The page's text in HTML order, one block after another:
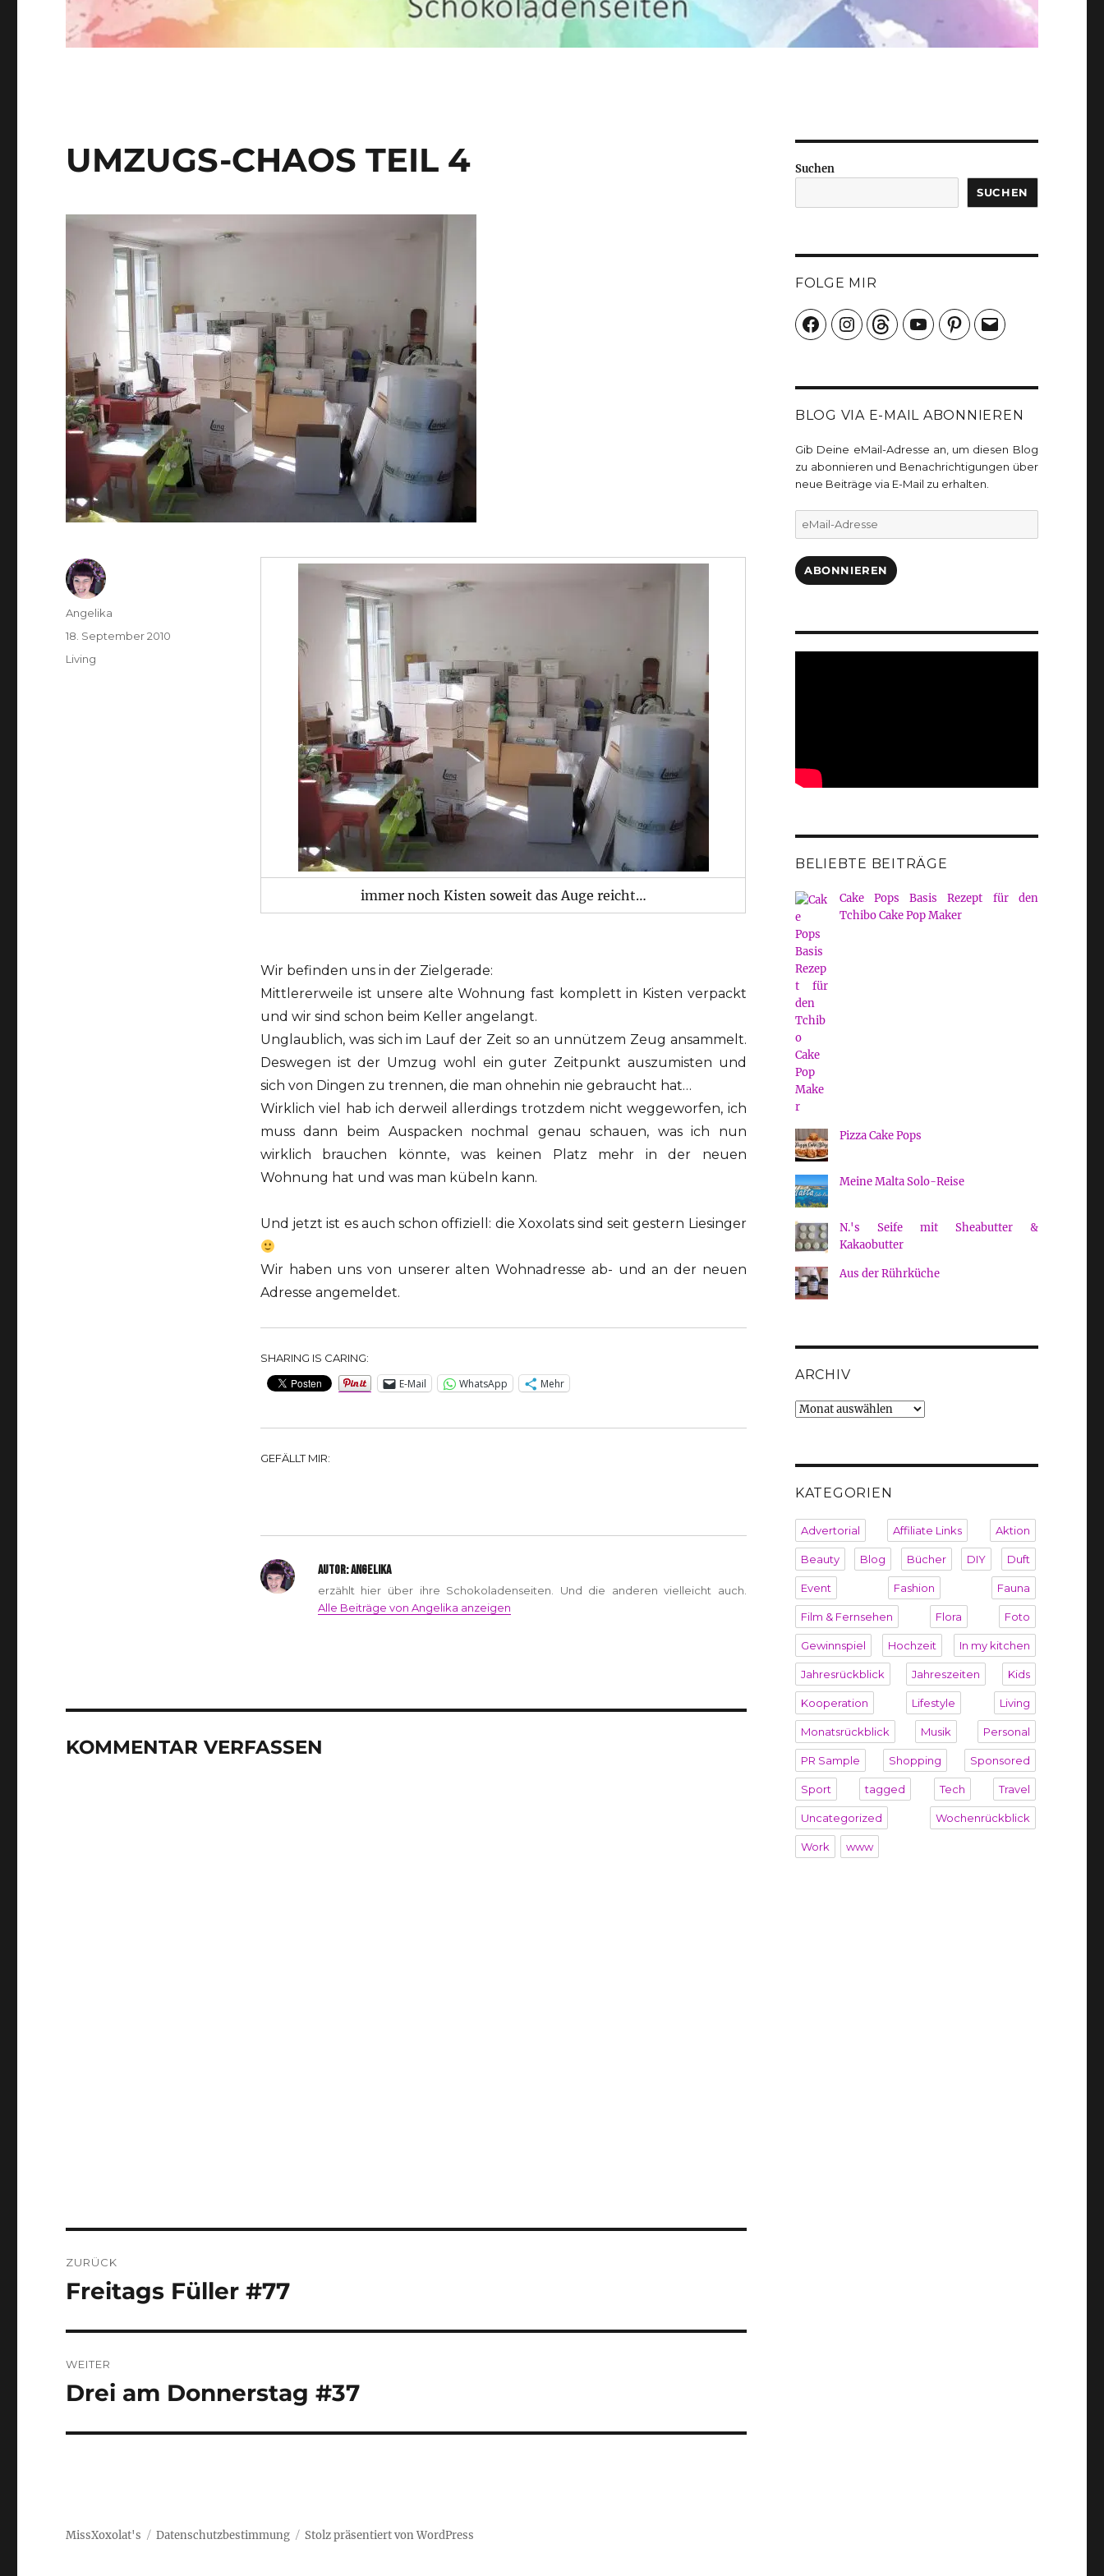
UMZUGS-CHAOS TEIL 4
immer noch Kisten soweit das Auge reicht…
Wir befinden uns in der Zielgerade:
Mittlererweile ist unsere alte Wohnung fast komplett in Kisten verpackt
und wir sind schon beim Keller angelangt.
Unglaublich, was sich im Lauf der Zeit so an unnützem Zeug ansammelt.
Deswegen ist der Umzug wohl ein guter Zeitpunkt auszumisten und
sich von Dingen zu trennen, die man ohnehin nie gebraucht hat…
Wirklich viel hab ich derweil allerdings trotzdem nicht weggeworfen, ich
muss dann beim Auspacken nochmal genau schauen, was ich nun
wirklich brauchen könnte, was keinen Platz mehr in der neuen
Wohnung hat und was man kübeln kann.
Und jetzt ist es auch schon offiziell: die Xoxolats sind seit gestern Liesinger
Wir haben uns von unserer alten Wohnadresse ab- und an der neuen
Adresse angemeldet.
SHARING IS CARING:
E-Mail WhatsApp Mehr
GEFÄLLT MIR:
AUTOR:ANGELIKA
erzählt hier über ihre Schokoladenseiten. Und die anderen vielleicht auch.
Alle Beiträge von Angelika anzeigen
Autor
Angelika
Veröffentlicht
am
18. September 2010
Kategorien
Living
KOMMENTAR VERFASSEN
ZURÜCK
Vorheriger
Freitags Füller #77
WEITER
Nächster
Drei am Donnerstag #37
Suchen
SUCHEN
FOLGE MIR
FacebookInstagramThreadsYouTubePinterest
E-
Mail
BLOG VIA E-MAIL ABONNIEREN
Gib Deine eMail-Adresse an, um diesen Blog
zu abonnieren und Benachrichtigungen über
neue Beiträge via E-Mail zu erhalten.
eMail-
ABONNIEREN
BELIEBTE BEITRÄGE
Cake Pops Basis Rezept für den
Tchibo Cake Pop Maker
Pizza Cake Pops
Meine Malta Solo-Reise
N.'s Seife mit Sheabutter &
Kakaobutter
Aus der Rührküche
ARCHIV
Archiv
KATEGORIEN
Advertorial Affiliate Links Aktion
Beauty Blog Bücher DIY Duft
Event Fashion Fauna
Film & Fernsehen Flora Foto
Gewinnspiel Hochzeit In my kitchen
Jahresrückblick Jahreszeiten Kids
Kooperation Lifestyle Living
Monatsrückblick Musik Personal
PR Sample Shopping Sponsored
Sport tagged Tech Travel
Uncategorized Wochenrückblick
Work www
MissXoxolat's Datenschutzbestimmung Stolz präsentiert von WordPress